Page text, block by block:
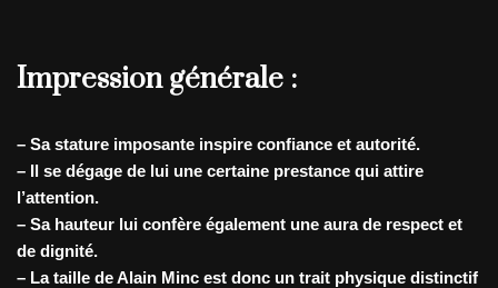
Impression générale :
– Sa stature imposante inspire confiance et autorité.
– Il se dégage de lui une certaine prestance qui attire
l’attention.
– Sa hauteur lui confère également une aura de respect et
de dignité.
– La taille de Alain Minc est donc un trait physique distinctif